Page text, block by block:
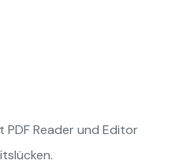
Reader und Editor